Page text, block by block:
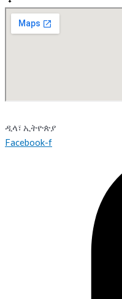
ዲላ፣ ኢትዮጵያ
Facebook-f